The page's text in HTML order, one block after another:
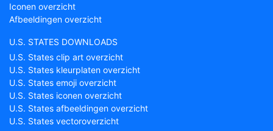
Iconen overzicht
Afbeeldingen overzicht
U.S. STATES DOWNLOADS
U.S. States clip art overzicht
U.S. States kleurplaten overzicht
U.S. States emoji overzicht
U.S. States iconen overzicht
U.S. States afbeeldingen overzicht
U.S. States vectoroverzicht